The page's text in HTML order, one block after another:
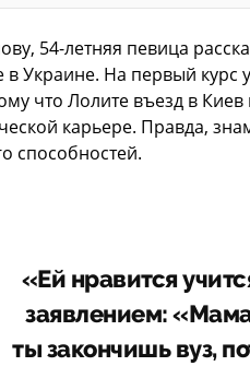
54-летняя певица
в Украине. На первый курс
что Лолите въезд в
карьере. Правда,
способностей.
«Ей нравится
заявлением:
ты закончишь вуз,